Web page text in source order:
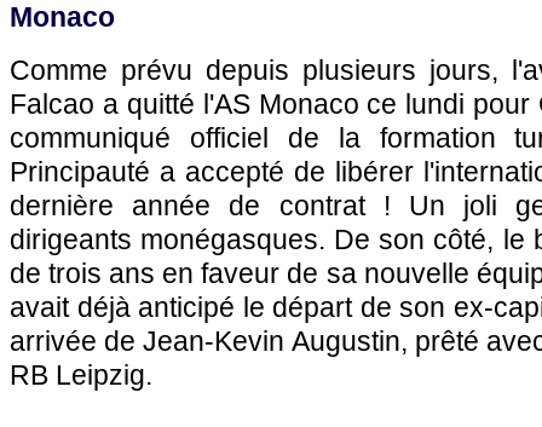
Monaco
Comme prévu depuis plusieurs jours,
Falcao a quitté l'AS Monaco ce lundi pour
communiqué officiel de la formation
Principauté a accepté de libérer
dernière année de contrat ! Un joli
dirigeants monégasques. De son côté, le
de trois ans en faveur de sa nouvelle
avait déjà anticipé le départ de son ex-
arrivée de Jean-Kevin Augustin, prêté
RB Leipzig.